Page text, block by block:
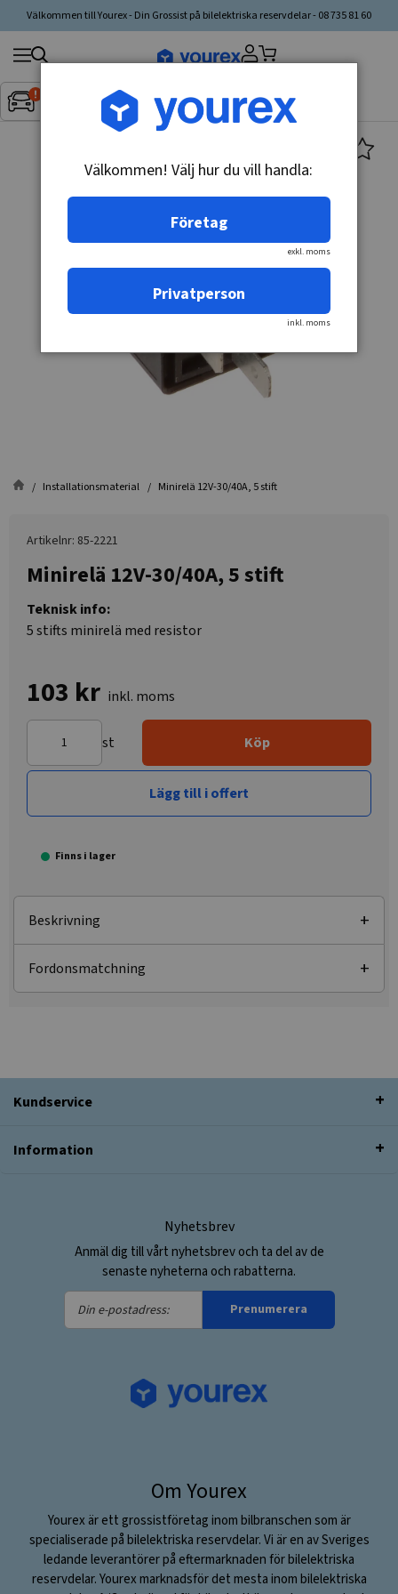
Välkommen till Yourex - Din Grossist på bilelektriska reservdelar - 08 735 81 60
Inget fordon valt▼
Sök
produkt,
tillverkare,
Installationsmaterial Minirelä 12V-30/40A, 5 stift
Artikelnr: 85-2221
Minirelä 12V-30/40A, 5 stift
Teknisk info:
5 stifts minirelä med resistor
103 kr inkl. moms
st Köp
Lägg till i offert
Finns i lager
Beskrivning
Fordonsmatchning
Kundservice
Information
Nyhetsbrev
Anmäl dig till vårt nyhetsbrev och ta del av de
senaste nyheterna och rabatterna.
Din
e-
Prenumerera
Om Yourex
Yourex är ett grossistföretag inom bilbranschen som är
specialiserade på bilelektriska reservdelar. Vi är en av Sveriges
ledande leverantörer på eftermarknaden för bilelektriska
reservdelar. Yourex marknadsför det mesta inom bilelektriska
Välkommen! Välj hur du vill handla:
Företag
exkl. moms
Privatperson
inkl. moms